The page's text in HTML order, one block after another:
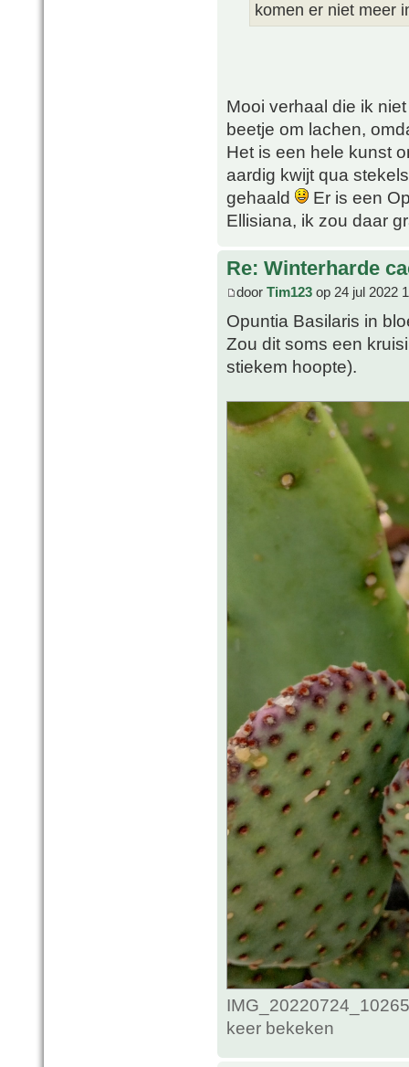
komen er niet meer
Mooi verhaal die ik
beetje om lachen,
Het is een hele kunst
aardig kwijt qua
gehaald
Er is een
Ellisiana, ik zou daar
Re: Winterharde
door Tim123 op 24 jul 2022
Opuntia Basilaris in
Zou dit soms een
stiekem hoopte).
keer bekeken